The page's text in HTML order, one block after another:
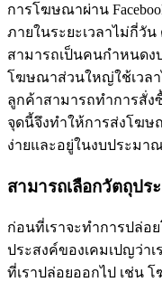
การโฆษณาผ่าน
ภายในระยะเวลาไม่กี่วั
สามารถเป็นคนกำหนดง
โฆษณาส่วนใหญ่ใช้เวลา
ลูกค้าสามารถทำการสั่
จุดนี้จึงทำให้การส่งโฆษ
ง่ายและอยู่ในงบประมา
สามารถเลือกวัตถุป
ก่อนที่เราจะทำการปล่อย
ประสงค์ของเคมเปญว่า
ที่เราปล่อยออกไป เช่น